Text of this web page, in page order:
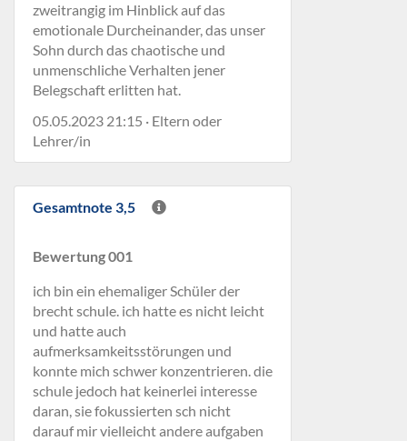
zweitrangig im Hinblick auf das
emotionale Durcheinander, das unser
Sohn durch das chaotische und
unmenschliche Verhalten jener
Belegschaft erlitten hat.
05.05.2023 21:15 · Eltern oder
Lehrer/in
Gesamtnote 3,5
Bewertung 001
ich bin ein ehemaliger Schüler der
brecht schule. ich hatte es nicht leicht
und hatte auch
aufmerksamkeitsstörungen und
konnte mich schwer konzentrieren. die
schule jedoch hat keinerlei interesse
daran, sie fokussierten sch nicht
darauf mir vielleicht andere aufgaben